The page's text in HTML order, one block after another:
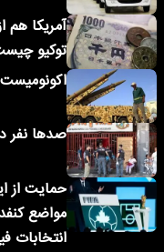
آمریکا
توکیو
صدها نفر
حمایت از
مواضع
انتخابات